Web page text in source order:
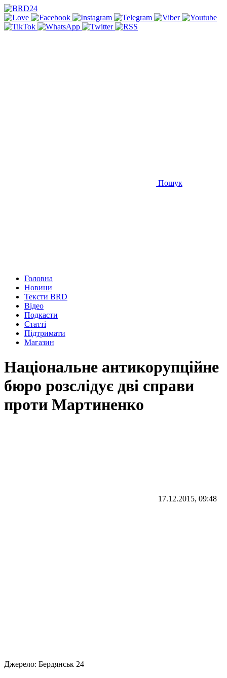
Пошук
Головна
Новини
Тексти BRD
Відео
Подкасти
Статті
Підтримати
Магазин
Національне антикорупційне
бюро розслідує дві справи
проти Мартиненко
17.12.2015, 09:48
Джерело: Бердянськ 24